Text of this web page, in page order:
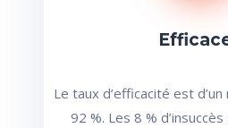
Le taux d’efficacité est
92 %. Les 8 %